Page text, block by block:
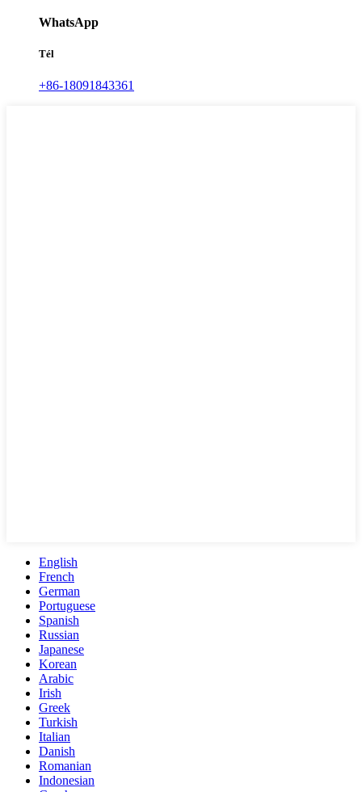
WhatsApp
Tél
+86-18091843361
English
French
German
Portuguese
Spanish
Russian
Japanese
Korean
Arabic
Irish
Greek
Turkish
Italian
Danish
Romanian
Indonesian